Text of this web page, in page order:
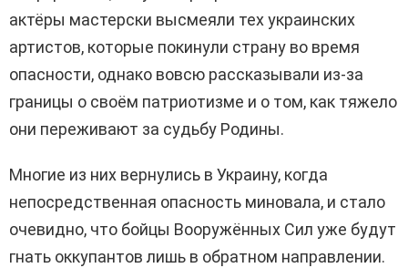
актёры мастерски высмеяли тех украинских
артистов, которые покинули страну во время
опасности, однако вовсю рассказывали из-за
границы о своём патриотизме и о том, как тяжело
они переживают за судьбу Родины.
Многие из них вернулись в Украину, когда
непосредственная опасность миновала, и стало
очевидно, что бойцы Вооружённых Сил уже будут
гнать оккупантов лишь в обратном направлении.